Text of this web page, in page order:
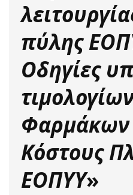
πύλης
Οδηγίες
Κόστους
ΕΟΠΥΥ»